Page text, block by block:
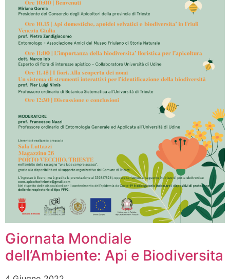
Giornata Mondiale
dell’Ambiente: Api e Biodiversita